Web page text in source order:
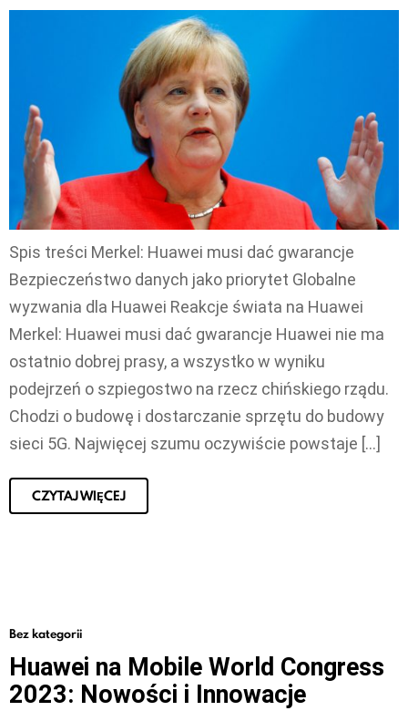
Spis treści Merkel: Huawei musi dać gwarancje
Bezpieczeństwo danych jako priorytet Globalne
wyzwania dla Huawei Reakcje świata na Huawei
Merkel: Huawei musi dać gwarancje Huawei nie ma
ostatnio dobrej prasy, a wszystko w wyniku
podejrzeń o szpiegostwo na rzecz chińskiego rządu.
Chodzi o budowę i dostarczanie sprzętu do budowy
sieci 5G. Najwięcej szumu oczywiście powstaje […]
CZYTAJ WIĘCEJ
Bez kategorii
Huawei na Mobile World Congress
2023: Nowości i Innowacje